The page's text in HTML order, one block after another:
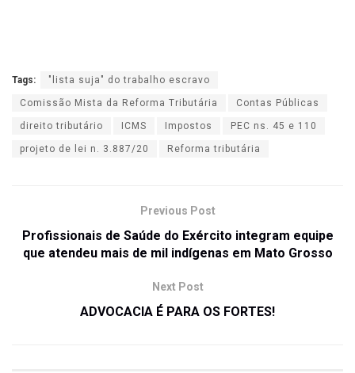
Tags: "lista suja" do trabalho escravo
Comissão Mista da Reforma Tributária Contas Públicas
direito tributário ICMS Impostos PEC ns. 45 e 110
projeto de lei n. 3.887/20 Reforma tributária
Previous Post
Profissionais de Saúde do Exército integram equipe
que atendeu mais de mil indígenas em Mato Grosso
Next Post
ADVOCACIA É PARA OS FORTES!